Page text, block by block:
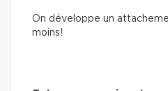
On développe un
moins!